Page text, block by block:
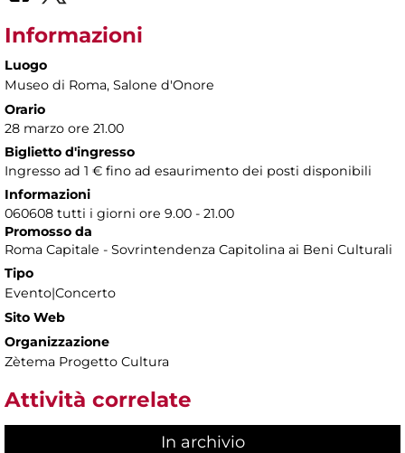
Informazioni
Luogo
Museo di Roma, Salone d'Onore
Orario
28 marzo ore 21.00
Biglietto d'ingresso
Ingresso ad 1 € fino ad esaurimento dei posti disponibili
Informazioni
060608 tutti i giorni ore 9.00 - 21.00
Promosso da
Roma Capitale - Sovrintendenza Capitolina ai Beni Culturali
Tipo
Evento|Concerto
Sito Web
Organizzazione
Zètema Progetto Cultura
Attività correlate
In archivio